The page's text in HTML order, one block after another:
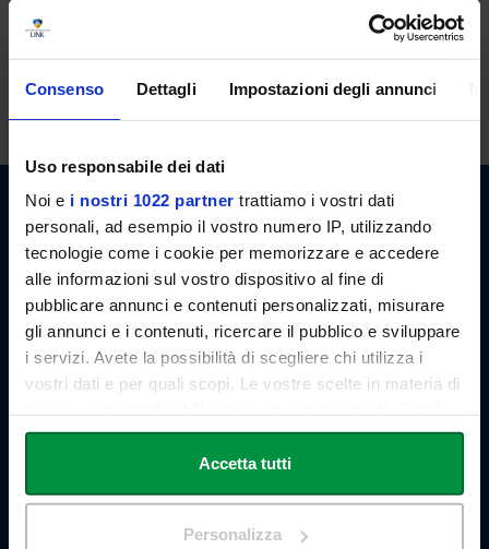
Consenso Dettagli Impostazioni degli annunci
Uso responsabile dei dati
Noi e i nostri 1022 partner trattiamo i vostri dati
personali, ad esempio il vostro numero IP, utilizzando
tecnologie come i cookie per memorizzare e accedere
alle informazioni sul vostro dispositivo al fine di
pubblicare annunci e contenuti personalizzati, misurare
gli annunci e i contenuti, ricercare il pubblico e sviluppare
i servizi. Avete la possibilità di scegliere chi utilizza i
vostri dati e per quali scopi. Le vostre scelte in materia di
in cui avete effettuato le vostre scelte. È possibile
modificare o revocare il proprio consenso in qualsiasi
momento dalla Dichiarazione sui cookie o facendo clic
Accetta tutti
Personalizza
ORARI DI RICEVIMENTO
invio di email.
Link Campus University
Via del Casale di San Pio V, 44
00165 Roma - Italia
P. IVA: 11933781004
SHORTCUTS
Chi siamo